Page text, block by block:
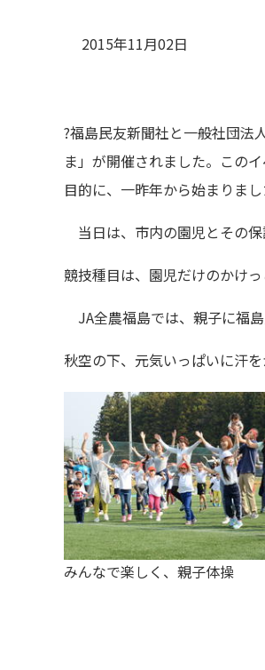
2015年11月02日
?福島民友新聞社と一般社団
ま」が開催されました。この
目的に、一昨年から始まりまし
当日は、市内の園児とその保
競技種目は、園児だけのかけ
JA全農福島では、親子に福
秋空の下、元気いっぱいに汗
みんなで楽しく、親子体操